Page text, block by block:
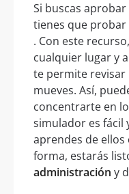
Si buscas
tienes que
. Con este
cualquier lugar y
te permite
mueves. Así,
concentrarte en
simulador es fácil
aprendes de ellos
forma, estarás
administración y